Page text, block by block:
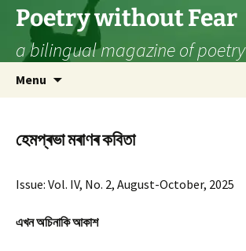
Skip
content
Poetry without Fear
a bilingual magazine of poetry
Menu
হেমপ্ৰভা মৰাণৰ কবিতা
Issue: Vol. IV, No. 2, August-October, 2025
এখন অচিনাকি আকাশ